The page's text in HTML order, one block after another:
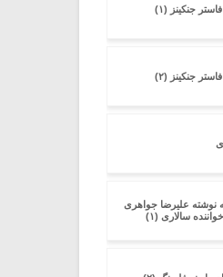
جنکینز (۱)
جنکینز (۲)
نوشته علیرضا جواهری
سالاری (۱)